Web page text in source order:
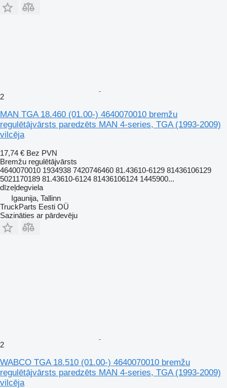
2
MAN TGA 18.460 (01.00-) 4640070010 bremžu
regulētājvārsts paredzēts MAN 4-series, TGA (1993-2009)
vilcēja
17,74 € Bez PVN
Bremžu regulētājvārsts
4640070010 1934938 7420746460 81.43610-6129 81436106129
5021170189 81.43610-6124 81436106124 1445900...
dīzeļdegviela
Igaunija, Tallinn
TruckParts Eesti OÜ
Sazināties ar pārdevēju
2
WABCO TGA 18.510 (01.00-) 4640070010 bremžu
regulētājvārsts paredzēts MAN 4-series, TGA (1993-2009)
vilcēja